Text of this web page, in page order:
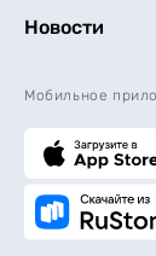
Новости
Мобильное